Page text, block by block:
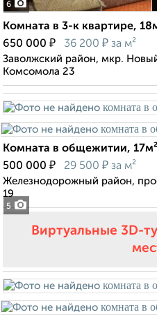
6
Комната в 3-к квартире,
650 000 ₽ 36 200 ₽ за м²
Заволжский район, мкр.
Комсомола 23
5
Комната в общежитии,
500 000 ₽ 29 500 ₽ за м²
Железнодорожный район,
19
Виртуальные 3D-